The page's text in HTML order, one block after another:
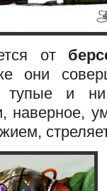
от
они
тупые и
наверное,